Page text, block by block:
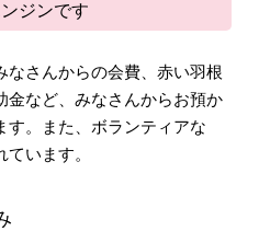
ジンです
なさんからの会費、赤い羽根
金など、みなさんからお預か
す。また、ボランティアな
います。